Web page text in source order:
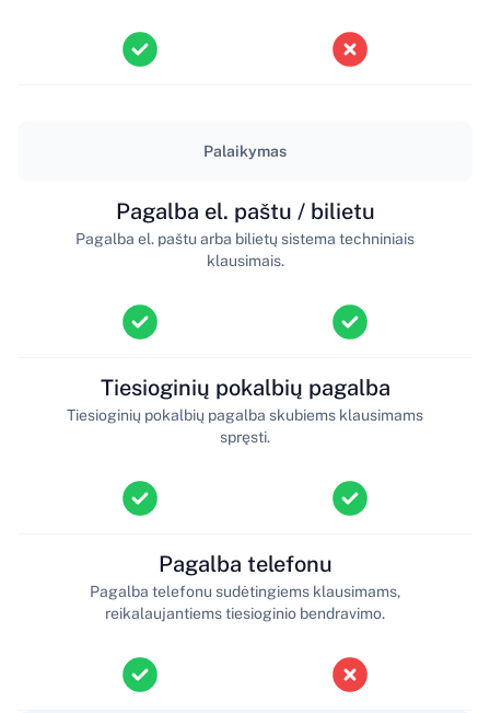
Palaikymas
Pagalba el. paštu / bilietu
Pagalba el. paštu arba bilietų sistema techniniais
klausimais.
Tiesioginių pokalbių pagalba
Tiesioginių pokalbių pagalba skubiems klausimams
spręsti.
Pagalba telefonu
Pagalba telefonu sudėtingiems klausimams,
reikalaujantiems tiesioginio bendravimo.